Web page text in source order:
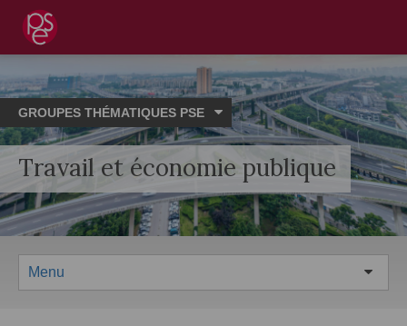
GROUPES THÉMATIQUES PSE
Travail et économie publique
Menu